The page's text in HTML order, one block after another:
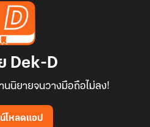
Dek-D
นิยายจนวางมือถือไม่ลง!
โหลดแอป